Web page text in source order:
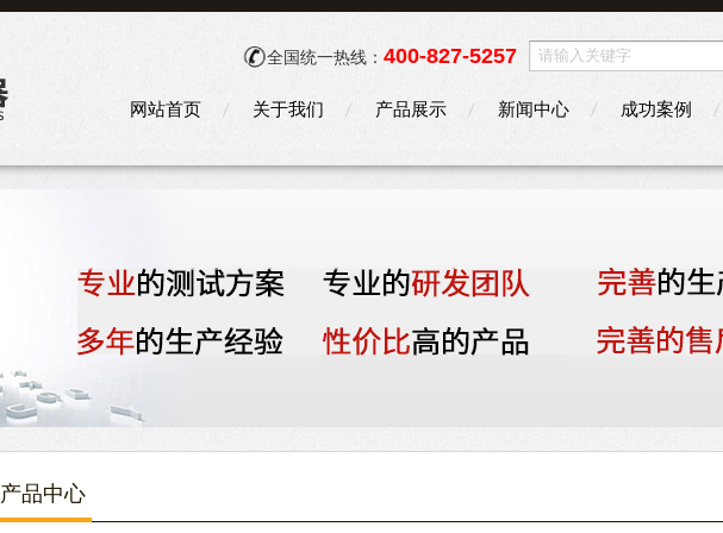
全国统一热线： 400-827-5257
网站首页 关于我们 产品展示 新闻中心 成功案例
产品中心